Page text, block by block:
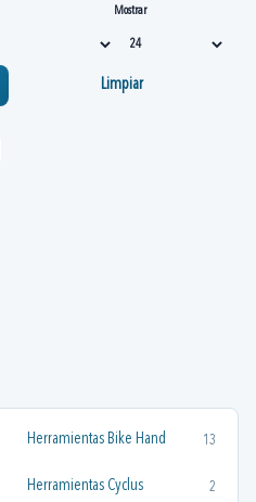
Herramientas Bike Hand 13
Herramientas Cyclus 2
Mostrar
Limpiar